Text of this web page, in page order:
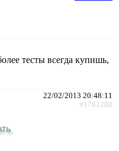
тесты всегда купишь,
22/02/2013 20:48:11
#1781288